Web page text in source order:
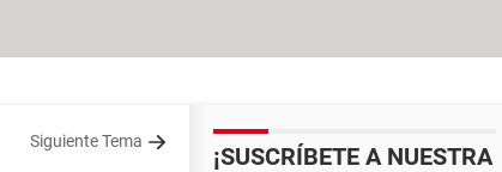
Siguiente Tema
¡SUSCRÍBETE A NUESTRA